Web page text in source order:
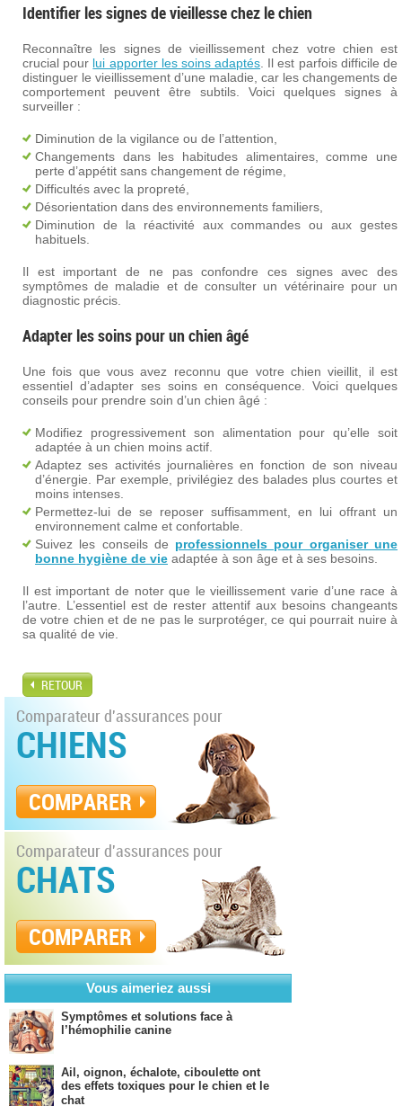
Identifier les signes de vieillesse chez le chien
Reconnaître les signes de vieillissement chez votre chien est
crucial pour lui apporter les soins adaptés . Il est parfois difficile de
distinguer le vieillissement d’une maladie, car les changements de
comportement peuvent être subtils. Voici quelques signes à
surveiller :
Diminution de la vigilance ou de l’attention,
Changements dans les habitudes alimentaires, comme une
perte d’appétit sans changement de régime,
Difficultés avec la propreté,
Désorientation dans des environnements familiers,
Diminution de la réactivité aux commandes ou aux gestes
habituels.
Il est important de ne pas confondre ces signes avec des
symptômes de maladie et de consulter un vétérinaire pour un
diagnostic précis.
Adapter les soins pour un chien âgé
Une fois que vous avez reconnu que votre chien vieillit, il est
essentiel d’adapter ses soins en conséquence. Voici quelques
conseils pour prendre soin d’un chien âgé :
Modifiez progressivement son alimentation pour qu’elle soit
adaptée à un chien moins actif.
Adaptez ses activités journalières en fonction de son niveau
d’énergie. Par exemple, privilégiez des balades plus courtes et
moins intenses.
Permettez-lui de se reposer suffisamment, en lui offrant un
environnement calme et confortable.
Suivez les conseils de professionnels pour organiser une
bonne hygiène de vie adaptée à son âge et à ses besoins.
Il est important de noter que le vieillissement varie d’une race à
l’autre. L’essentiel est de rester attentif aux besoins changeants
de votre chien et de ne pas le surprotéger, ce qui pourrait nuire à
sa qualité de vie.
RETOUR
Comparateur d'assurances pour
CHIENS
COMPARER
Comparateur d'assurances pour
CHATS
COMPARER
Vous aimeriez aussi
Symptômes et solutions face à
l’hémophilie canine
Ail, oignon, échalote, ciboulette ont
des effets toxiques pour le chien et le
chat